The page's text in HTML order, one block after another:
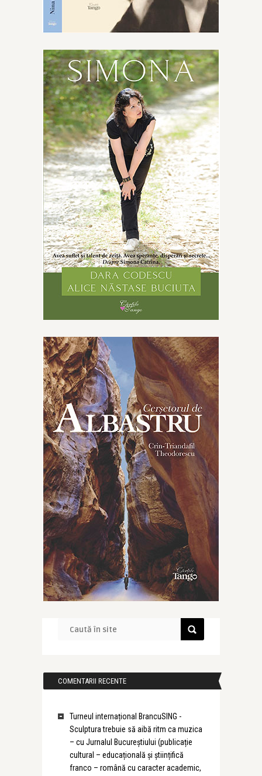
COMENTARII RECENTE
Turneul internațional BrancuSING -
Sculptura trebuie să aibă ritm ca muzica
– cu Jurnalul Bucureștiului (publicație
cultural – educațională și științifică
franco – română cu caracter academic,